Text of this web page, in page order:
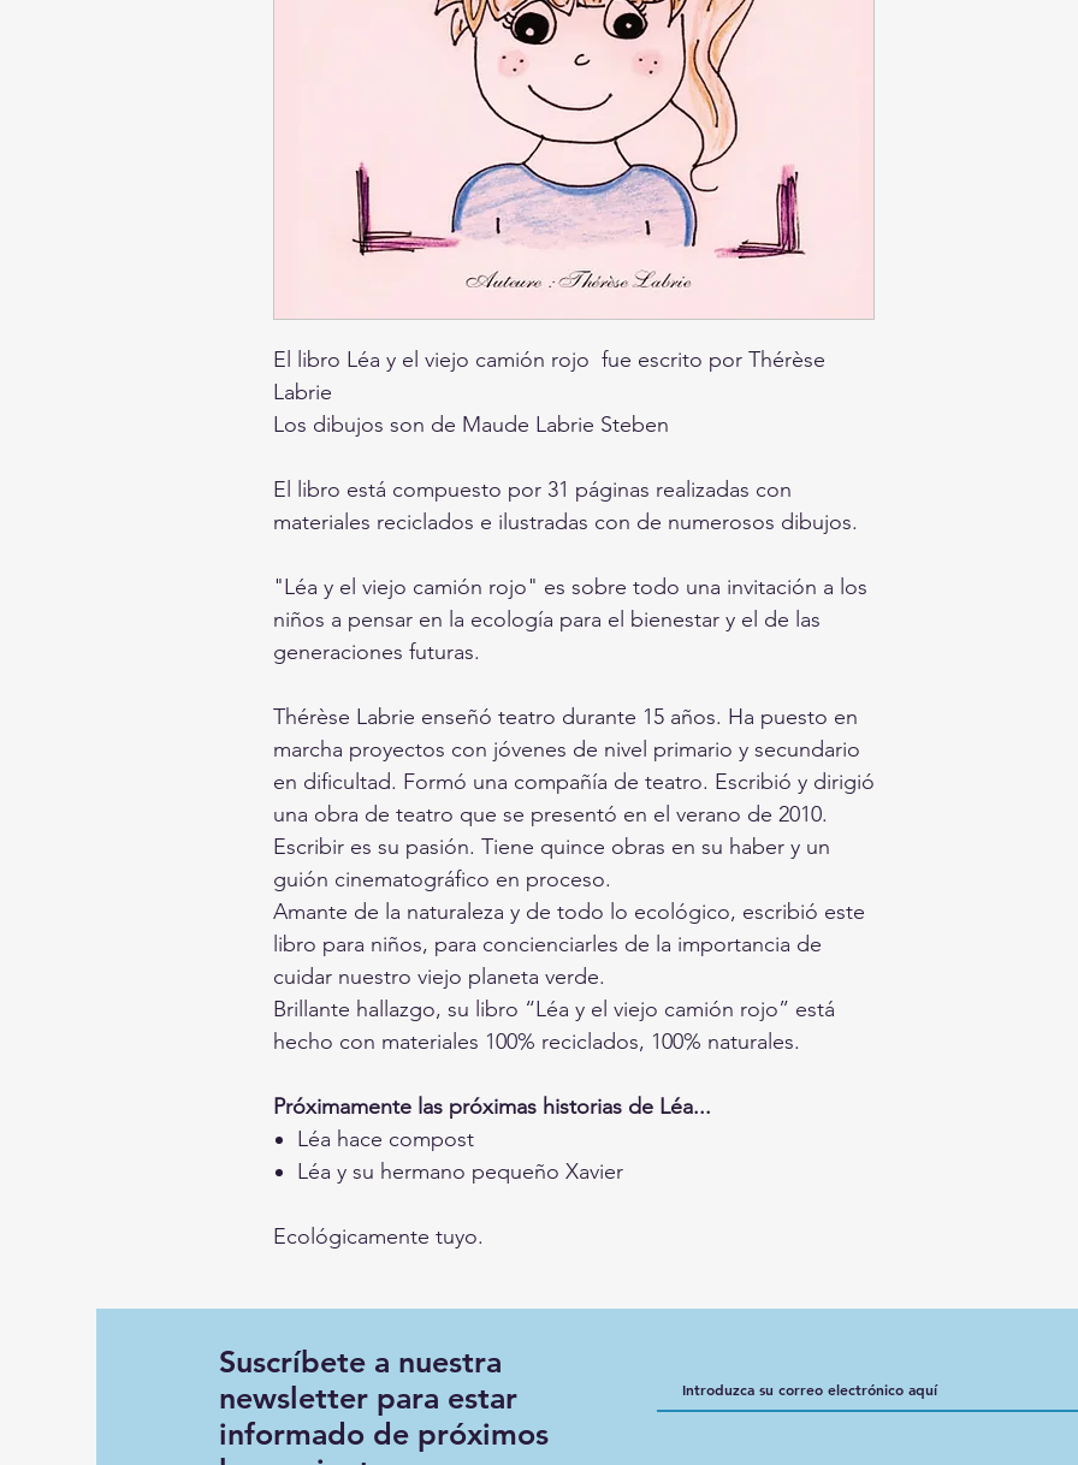
El libro Léa y el viejo camión rojo fue escrito por Thérèse
Labrie
Los dibujos son de Maude Labrie Steben
El libro está compuesto por 31 páginas realizadas con
materiales reciclados e ilustradas con de numerosos dibujos.
"Léa y el viejo camión rojo" es sobre todo una invitación a los
niños a pensar en la ecología para el bienestar y el de las
generaciones futuras.
Thérèse Labrie enseñó teatro durante 15 años. Ha puesto en
marcha proyectos con jóvenes de nivel primario y secundario
en dificultad. Formó una compañía de teatro. Escribió y dirigió
una obra de teatro que se presentó en el verano de 2010.
Escribir es su pasión. Tiene quince obras en su haber y un
guión cinematográfico en proceso.
Amante de la naturaleza y de todo lo ecológico, escribió este
libro para niños, para concienciarles de la importancia de
cuidar nuestro viejo planeta verde.
Brillante hallazgo, su libro “Léa y el viejo camión rojo” está
hecho con materiales 100% reciclados, 100% naturales.
Próximamente las próximas historias de Léa...
Léa hace compost
Léa y su hermano pequeño Xavier
Ecológicamente tuyo.
Suscríbete a nuestra
newsletter para estar
informado de próximos